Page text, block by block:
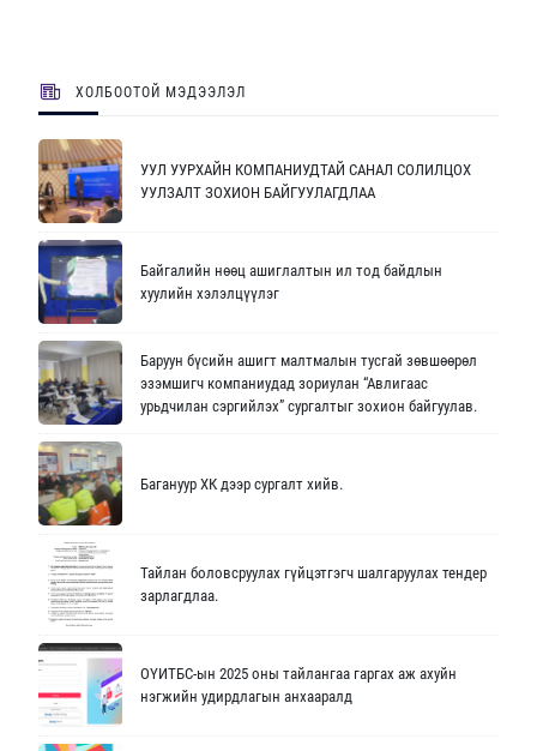
ХОЛБООТОЙ МЭДЭЭЛЭЛ
УУЛ УУРХАЙН КОМПАНИУДТАЙ САНАЛ СОЛИЛЦОХ
УУЛЗАЛТ ЗОХИОН БАЙГУУЛАГДЛАА
Байгалийн нөөц ашиглалтын ил тод байдлын
хуулийн хэлэлцүүлэг
Баруун бүсийн ашигт малтмалын тусгай зөвшөөрөл
эзэмшигч компаниудад зориулан “Авлигаас
урьдчилан сэргийлэх” сургалтыг зохион байгуулав.
Багануур ХК дээр сургалт хийв.
Тайлан боловсруулах гүйцэтгэгч шалгаруулах тендер
зарлагдлаа.
ОҮИТБС-ын 2025 оны тайлангаа гаргах аж ахуйн
нэгжийн удирдлагын анхааралд